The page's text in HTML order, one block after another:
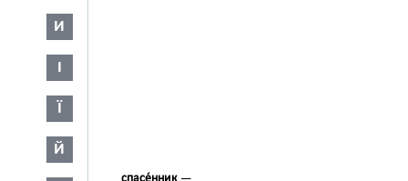
И
І
Ї
Й